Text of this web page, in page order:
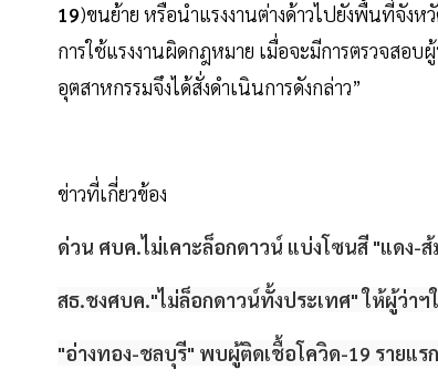
19)ขนย้าย หรือนำแรงงานต่างด้าวไปยังพื้นที่จัง
การใช้แรงงานผิดกฎหมาย เมื่อจะมีการตรวจสอ
อุตสาหกรรมจึงได้สั่งดำเนินการดังกล่าว”
ข่าวที่เกี่ยวข้อง
ด่วน ศบค.ไม่เคาะล็อกดาวน์ แบ่งโซนสี "แดง-
สธ.ชงศบค."ไม่ล็อกดาวน์ทั้งประเทศ" ให้ผู้ว่าฯ
"อ่างทอง-ชลบุรี" พบผู้ติดเชื้อโควิด-19 รายแรก